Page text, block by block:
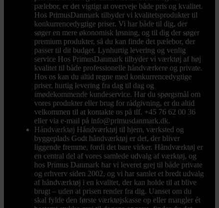
pælebor, er det vigtigt at overveje både pris og kvalitet.
Hos PrimusDanmark tilbyder vi kvalitetsprodukter til
konkurrencedygtige priser. Vi har både til dig, der
søger en mere økonomisk løsning, og til dig der søger
premium produkter, så du kan finde det pælebor, der
passer til dit budget. Lynhurtig levering og venlig
service Hos PrimusDanmark tilbyder vi værktøj af høj
kvalitet til både professionelle håndværkere og private.
Hos os kan du altid regne med konkurrencedygtige
priser, hurtig levering fra dag til dag og
imødekommende kundeservice. Har du spørgsmål om
vores produkter eller brug for rådgivning, er du altid
velkommen til at kontakte os på tlf. +45 76 62 00 36
eller via e-mail på info@primusdanmark.dk.
Håndværktøj Håndværktøj til hjem, værksted og
byggeplads Godt håndværktøj er det, der bliver
liggende fremme, fordi det bare virker. Håndværktøj er
en central del af vores samlede udvalg af værktøj, og
hos Primus Danmark har vi leveret grej til både private
og erhverv siden 2002, og vi har samlet et bredt udvalg
af håndværktøj i en kvalitet, der kan holde til at blive
brugt – uden at prisen render fra dig. Uanset om du
skal fylde den første værktøjskasse op eller mangler ét